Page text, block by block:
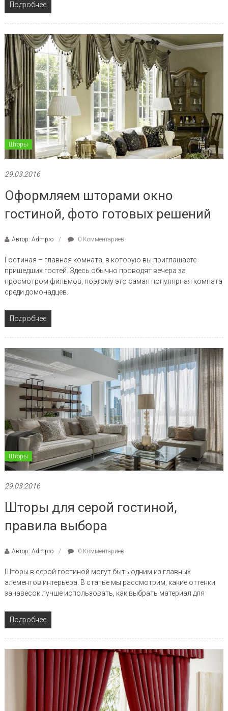
Подробнее
Шторы
29.03.2016
Оформляем шторами окно
гостиной, фото готовых решений
Автор: Admpro 0 Комментариев
Гостиная – главная комната, в которую вы приглашаете
пришедших гостей. Здесь обычно проводят вечера за
просмотром фильмов, поэтому это самая популярная комната
среди домочадцев.
Подробнее
Шторы
29.03.2016
Шторы для серой гостиной,
правила выбора
Автор: Admpro 0 Комментариев
Шторы в серой гостиной могут быть одним из главных
элементов интерьера. В статье мы рассмотрим, какие оттенки
занавесок лучше использовать, как выбрать материал для
Подробнее